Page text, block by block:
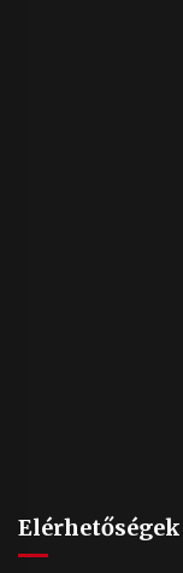
Elérhetőségek